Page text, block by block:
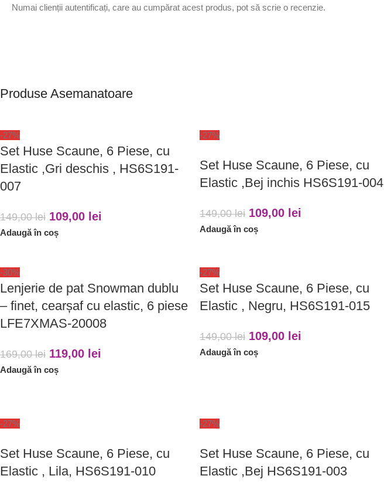
Numai clienții autentificați, care au cumpărat acest produs, pot să scrie o recenzie.
Produse Asemanatoare
-27%
Set Huse Scaune, 6 Piese, cu
Elastic ,Gri deschis , HS6S191-
007
149,00lei 109,00 lei
Adaugă în coș
-27%
Set Huse Scaune, 6 Piese, cu
Elastic ,Bej inchis HS6S191-004
149,00lei 109,00 lei
Adaugă în coș
-30%
Lenjerie de pat Snowman dublu
– finet, cearșaf cu elastic, 6 piese
LFE7XMAS-20008
169,00lei 119,00 lei
Adaugă în coș
-27%
Set Huse Scaune, 6 Piese, cu
Elastic , Negru, HS6S191-015
149,00lei 109,00 lei
Adaugă în coș
-27%
Set Huse Scaune, 6 Piese, cu
Elastic , Lila, HS6S191-010
-27%
Set Huse Scaune, 6 Piese, cu
Elastic ,Bej HS6S191-003